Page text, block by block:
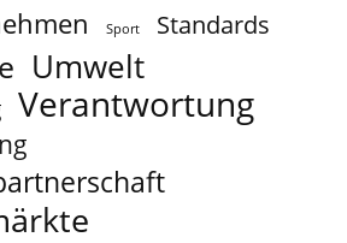
Sport Standards
Umwelt
Verantwortung